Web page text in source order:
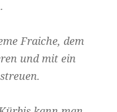
Fraiche, dem
und mit ein